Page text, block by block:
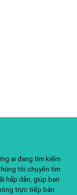
ai đang tìm kiếm
tôi chuyên tìm
hấp dẫn, giúp bạn
trực tiếp bán